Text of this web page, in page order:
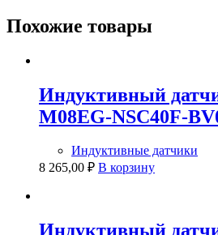
Похожие товары
Индуктивный
M08EG-NSC40F-
Индуктивные датчики
8 265,00 ₽ В корзину
Индуктивный